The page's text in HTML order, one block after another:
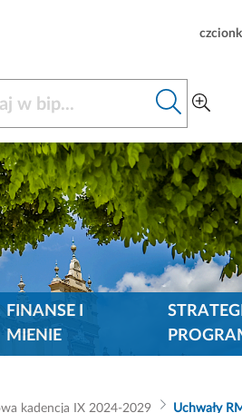
FINANSE I
MIENIE
kadencja IX 2024-2029 Uchwały